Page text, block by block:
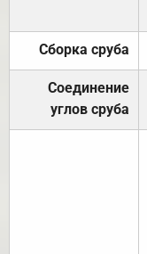
Сборка сруба
Соединение
углов сруба